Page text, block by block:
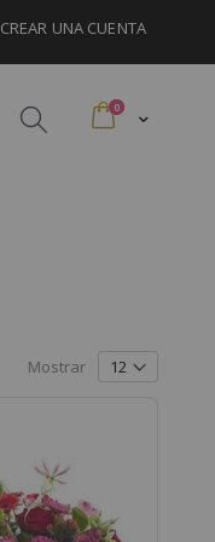
CREAR UNA CUENTA
Cart
0artículos
Mostrar